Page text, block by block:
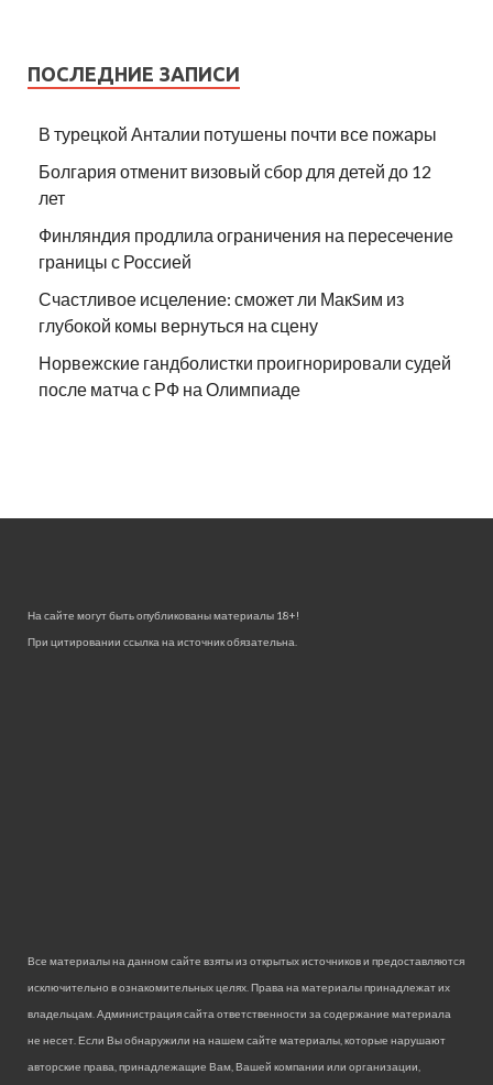
ПОСЛЕДНИЕ ЗАПИСИ
В турецкой Анталии потушены почти все пожары
Болгария отменит визовый сбор для детей до 12
лет
Финляндия продлила ограничения на пересечение
границы с Россией
Счастливое исцеление: сможет ли МакSим из
глубокой комы вернуться на сцену
Норвежские гандболистки проигнорировали судей
после матча с РФ на Олимпиаде
На сайте могут быть опубликованы материалы 18+!
При цитировании ссылка на источник обязательна.
Все материалы на данном сайте взяты из открытых источников и предоставляются
исключительно в ознакомительных целях. Права на материалы принадлежат их
владельцам. Администрация сайта ответственности за содержание материала
не несет. Если Вы обнаружили на нашем сайте материалы, которые нарушают
авторские права, принадлежащие Вам, Вашей компании или организации,